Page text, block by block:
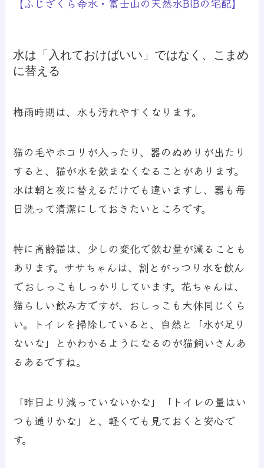
水は「入れておけばいい」ではなく、こまめ
に替える
梅雨時期は、水も汚れやすくなります。
猫の毛やホコリが入ったり、器のぬめりが出たり
すると、猫が水を飲まなくなることがあります。
水は朝と夜に替えるだけでも違いますし、器も毎
日洗って清潔にしておきたいところです。
特に高齢猫は、少しの変化で飲む量が減ることも
あります。ササちゃんは、割とがっつり水を飲ん
でおしっこもしっかりしています。花ちゃんは、
猫らしい飲み方ですが、おしっこも大体同じくら
い。トイレを掃除していると、自然と「水が足り
ないな」とかわかるようになるのが猫飼いさんあ
るあるですね。
「昨日より減っていないかな」「トイレの量はい
つも通りかな」と、軽くでも見ておくと安心で
す。